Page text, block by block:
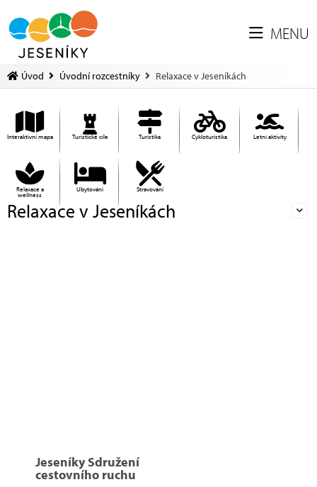
MENU
Úvod Úvodní rozcestníky Relaxace v Jeseníkách
Interaktivní mapa Turistické cíle Turistika Cykloturistika Letní aktivity
Relaxace a
wellness
Ubytování Stravování
Relaxace v Jeseníkách
Jeseníky Sdružení
cestovního ruchu